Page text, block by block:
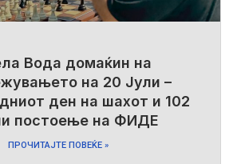
Вода домаќин на
на 20 Јули –
ден на шахот и 102
постоење на ФИДЕ
ПРОЧИТАЈТЕ ПОВЕЌЕ »